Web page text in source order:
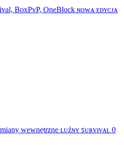
BoxPvP, OneBlock ɴᴏᴡᴀ ᴇᴅʏᴄᴊᴀ
wewnętrzne ʟᴜźɴʏ ꜱᴜʀᴠɪᴠᴀʟ 0